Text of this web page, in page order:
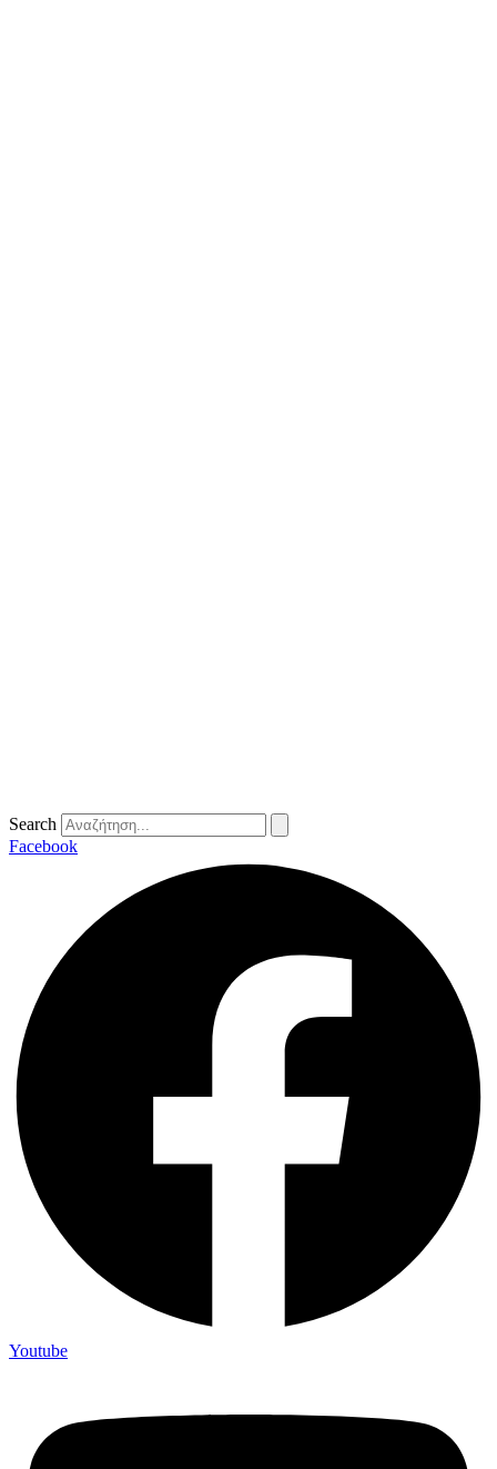
Search
Facebook
Youtube